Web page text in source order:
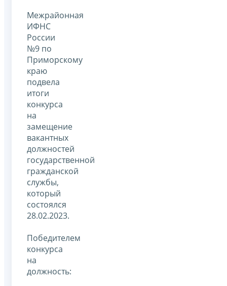
Межрайонная
ИФНС
России
№9 по
Приморскому
краю
подвела
итоги
конкурса
на
замещение
вакантных
должностей
государственной
гражданской
службы,
который
состоялся
28.02.2023.
Победителем
конкурса
на
должность: